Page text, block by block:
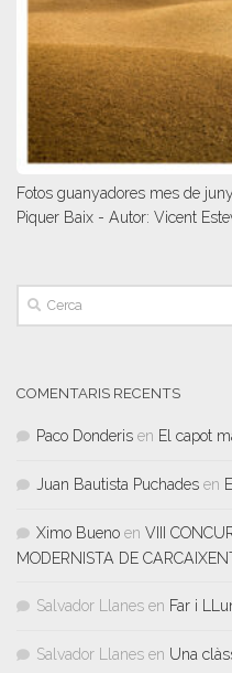
Fotos guanyadores mes de
Piquer Baix - Autor: Vicent
COMENTARIS RECENTS
Paco Donderis en El capot
Juan Bautista Puchades en
Ximo Bueno en VIII
MODERNISTA DE
Salvador Llanes en Far i
Salvador Llanes en Una